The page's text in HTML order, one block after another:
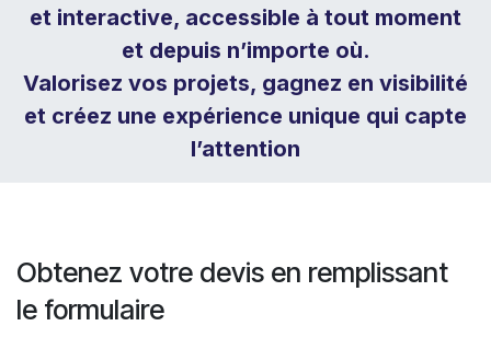
et interactive, accessible à tout moment
et depuis n’importe où.
Valorisez vos projets, gagnez en visibilité
et créez une expérience unique qui capte
l’attention
Obtenez votre devis en remplissant
le formulaire